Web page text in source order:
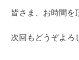
皆さま、お時間を
次回もどうぞよろ